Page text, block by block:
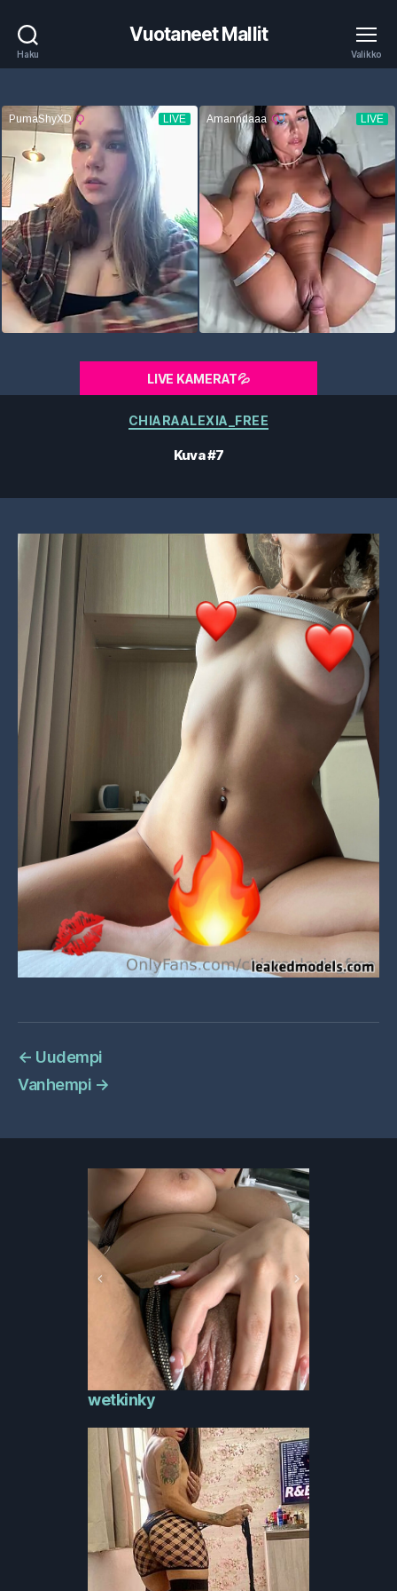
Haku
Vuotaneet Mallit
Valikko
LIVE KAMERAT💦
Kategoriat
CHIARAALEXIA_FREE
Kuva #7
← Uudempi
Vanhempi →
wetkinky